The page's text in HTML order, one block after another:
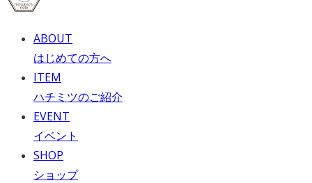
ABOUT
はじめての方へ
ITEM
ハチミツのご紹介
EVENT
イベント
SHOP
ショップ